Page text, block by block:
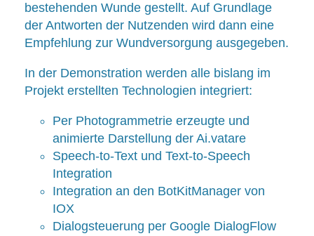
bestehenden Wunde gestellt. Auf Grundlage
der Antworten der Nutzenden wird dann eine
Empfehlung zur Wundversorgung ausgegeben.
In der Demonstration werden alle bislang im
Projekt erstellten Technologien integriert:
Per Photogrammetrie erzeugte und
animierte Darstellung der Ai.vatare
Speech-to-Text und Text-to-Speech
Integration
Integration an den BotKitManager von
IOX
Dialogsteuerung per Google DialogFlow